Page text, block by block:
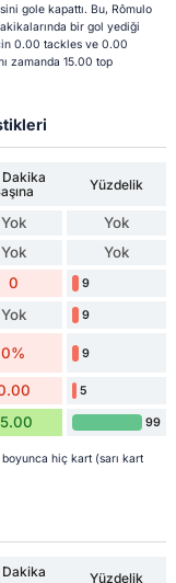
gole kapattı. Bu, Rômulo
bir gol yediği
0.00 tackles ve 0.00
zamanda 15.00 top
Yüzdelik
Yok Yok
Yok Yok
0 9
Yok 9
0% 9
5
99
hiç kart (sarı kart
Yüzdelik